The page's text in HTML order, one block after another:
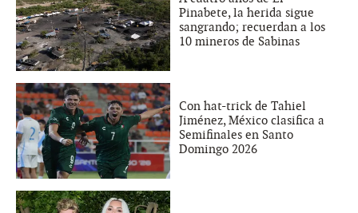
Pinabete, la herida sigue
sangrando; recuerdan a los
10 mineros de Sabinas
Con hat-trick de Tahiel
Jiménez, México clasifica a
Semifinales en Santo
Domingo 2026